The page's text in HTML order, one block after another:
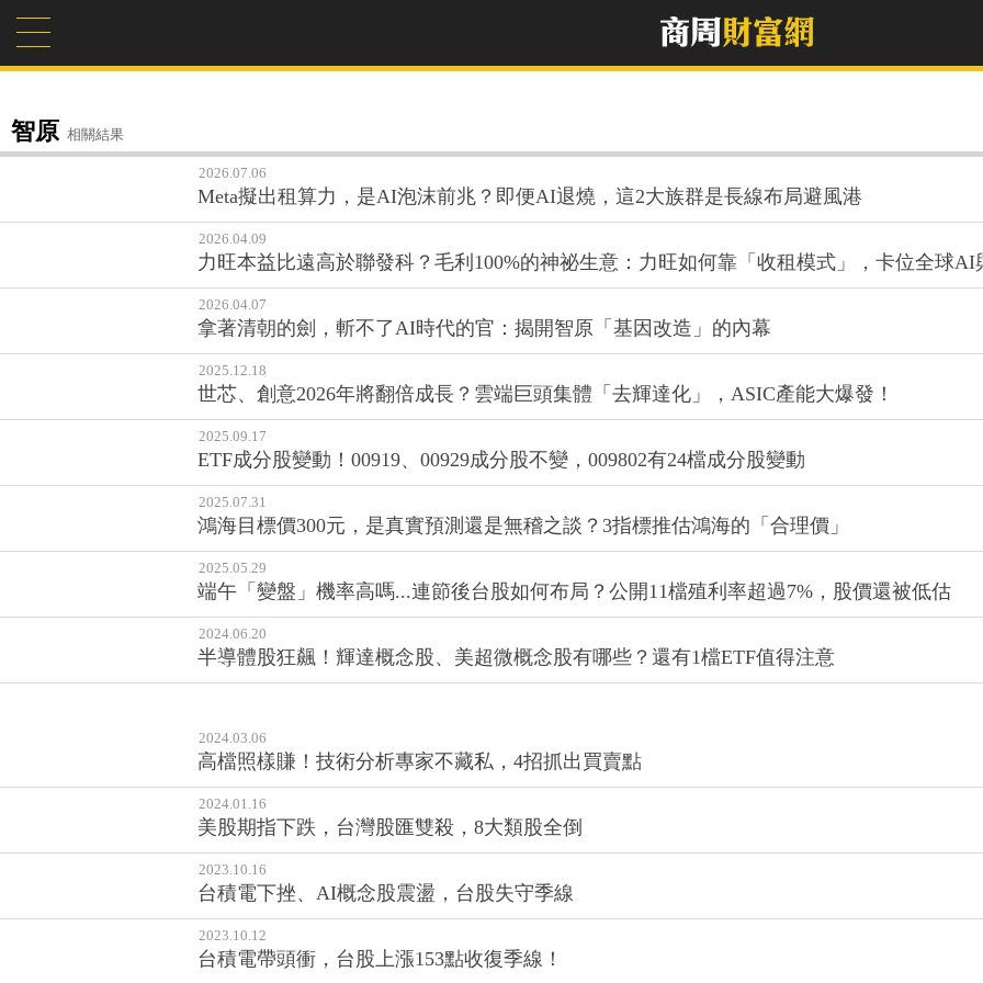
智原 相關結果
2026.07.06
Meta擬出租算力，是AI泡沫前兆？即便AI退燒，這2大族群是長線布局避風港
2026.04.09
力旺本益比遠高於聯發科？毛利100%的神祕生意：力旺如何靠「收租模式」，卡位全球AI
2026.04.07
拿著清朝的劍，斬不了AI時代的官：揭開智原「基因改造」的內幕
2025.12.18
世芯、創意2026年將翻倍成長？雲端巨頭集體「去輝達化」，ASIC產能大爆發！
2025.09.17
ETF成分股變動！00919、00929成分股不變，009802有24檔成分股變動
2025.07.31
鴻海目標價300元，是真實預測還是無稽之談？3指標推估鴻海的「合理價」
2025.05.29
端午「變盤」機率高嗎...連節後台股如何布局？公開11檔殖利率超過7%，股價還被低估
2024.06.20
半導體股狂飆！輝達概念股、美超微概念股有哪些？還有1檔ETF值得注意
2024.03.06
高檔照樣賺！技術分析專家不藏私，4招抓出買賣點
2024.01.16
美股期指下跌，台灣股匯雙殺，8大類股全倒
2023.10.16
台積電下挫、AI概念股震盪，台股失守季線
2023.10.12
台積電帶頭衝，台股上漲153點收復季線！